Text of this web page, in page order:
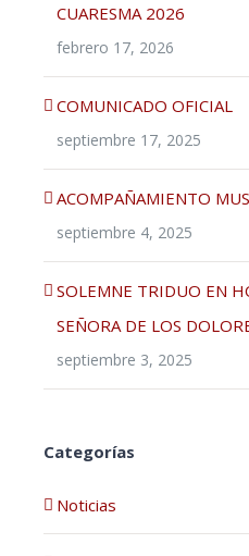
CUARESMA 2026
febrero 17, 2026
COMUNICADO OFICIAL
septiembre 17, 2025
ACOMPAÑAMIENTO
septiembre 4, 2025
SOLEMNE TRIDUO EN
SEÑORA DE LOS
septiembre 3, 2025
Categorías
Noticias